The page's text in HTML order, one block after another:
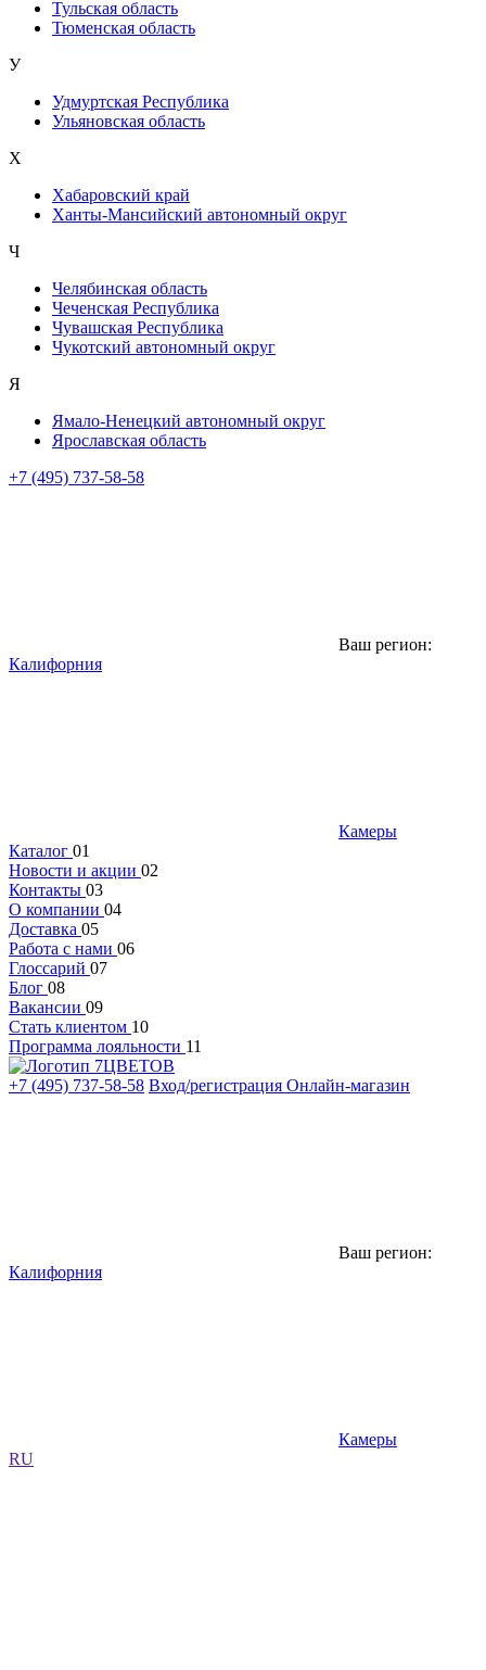
Тульская область
Тюменская область
У
Удмуртская Республика
Ульяновская область
Х
Хабаровский край
Ханты-Мансийский автономный округ
Ч
Челябинская область
Чеченская Республика
Чувашская Республика
Чукотский автономный округ
Я
Ямало-Ненецкий автономный округ
Ярославская область
+7 (495) 737-58-58
Ваш регион:
Калифорния
Камеры
Каталог 01
Новости и акции 02
Контакты 03
О компании 04
Доставка 05
Работа с нами 06
Глоссарий 07
Блог 08
Вакансии 09
Стать клиентом 10
Программа лояльности 11
+7 (495) 737-58-58 Вход/регистрация Онлайн-магазин
Ваш регион:
Калифорния
Камеры
RU